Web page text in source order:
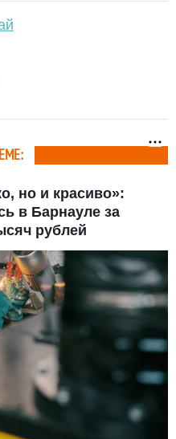
но и красиво»:
в Барнауле за
рублей